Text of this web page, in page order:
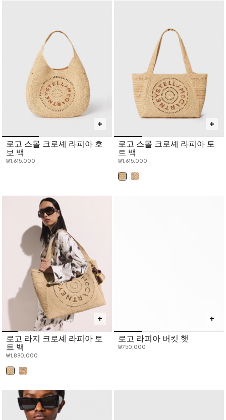
로고 스몰 크로셰 라피아 호
보 백
₩1,615,000
로고 스몰 크로셰 라피아 토
트 백
₩1,615,000
로고 라지 크로셰 라피아 토
트 백
₩1,890,000
로고 라피아 버킷 햇
₩750,000